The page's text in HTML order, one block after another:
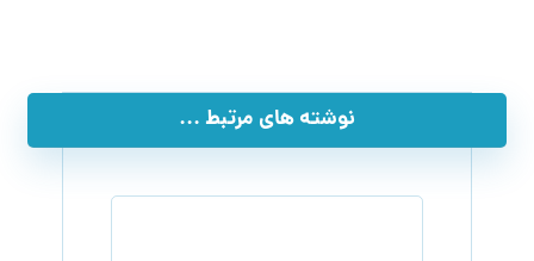
نوشته های مرتبط ...